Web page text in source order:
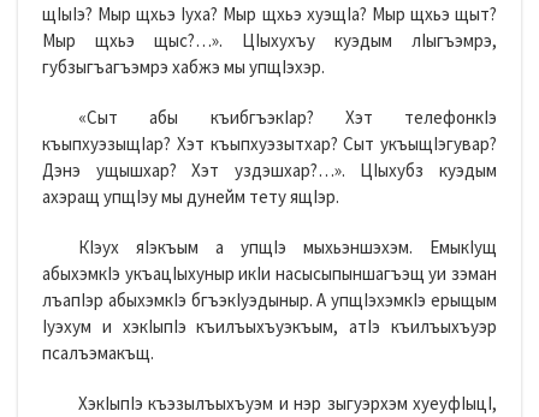
щIыIэ? Мыр щхьэ Iуха? Мыр щхьэ хуэщIа? Мыр щхьэ щыт?
Мыр щхьэ щыс?…». ЦIыхухъу куэдым лIыгъэмрэ,
губзыгъагъэмрэ хабжэ мы упщIэхэр.
«Сыт абы къибгъэкIар? Хэт телефонкIэ
къыпхуэзыщIар? Хэт къыпхуэзытхар? Сыт укъыщIэгувар?
Дэнэ ущышхар? Хэт уздэшхар?…». ЦIыхубз куэдым
ахэращ упщIэу мы дунейм тету ящIэр.
КIэух яIэкъым а упщIэ мыхьэншэхэм. ЕмыкIущ
абыхэмкIэ укъацIыхуныр икIи насысыпыншагъэщ уи зэман
лъапIэр абыхэмкIэ бгъэкIуэдыныр. А упщIэхэмкIэ ерыщым
Iуэхум и хэкIыпIэ къилъыхъуэкъым, атIэ къилъыхъуэр
псалъэмакъщ.
ХэкIыпIэ къэзылъыхъуэм и нэр зыгуэрхэм хуеуфIыцI,